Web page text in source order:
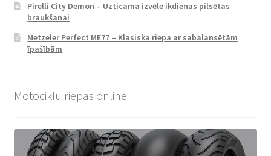
Pirelli City Demon – Uzticama izvēle ikdienas pilsētas
braukšanai
Metzeler Perfect ME77 – Klasiska riepa ar sabalansētām
īpašībām
Motociklu riepas online